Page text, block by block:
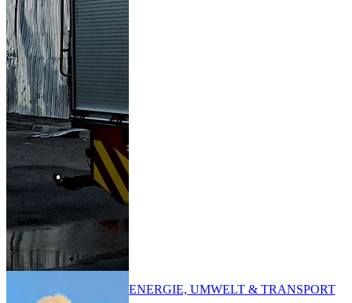
ENERGIE, UMWELT & TRANSPORT